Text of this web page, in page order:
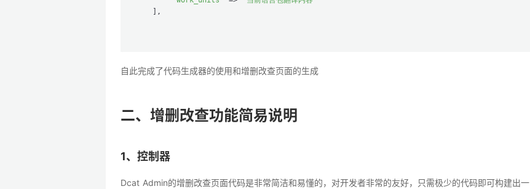
    ],
自此完成了代码生成器的使用和增删改查页面的生成
二、增删改查功能简易说明
1、控制器
Dcat Admin的增删改查页面代码是非常简洁和易懂的，对开发者非常的友好，只需极少的代码即可构建出一